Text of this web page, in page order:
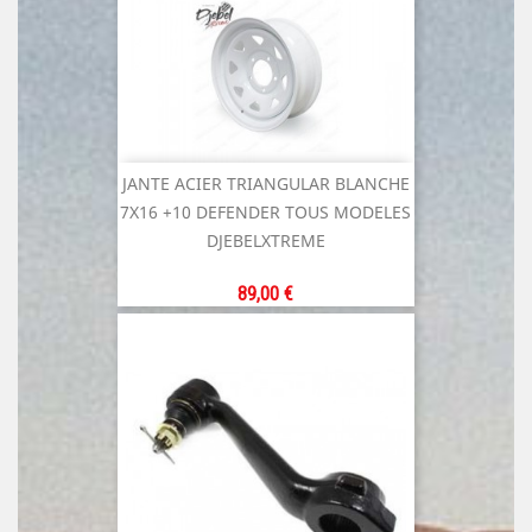
JANTE ACIER TRIANGULAR BLANCHE
7X16 +10 DEFENDER TOUS MODELES
DJEBELXTREME
Prix
89,00 €